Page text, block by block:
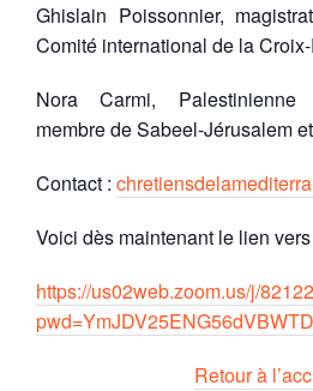
Ghislain Poissonnier,
Comité international de la
Nora Carmi, Palestinienne
membre de Sabeel-Jérusalem
Contact :
Voici dès maintenant le lien
https://us02web.zoom.us/j/
Retour à